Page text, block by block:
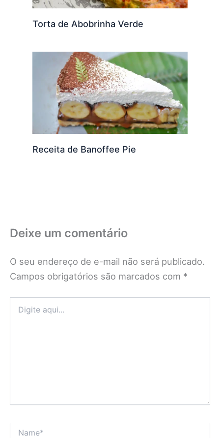
Torta de Abobrinha Verde
Receita de Banoffee Pie
Deixe um comentário
O seu endereço de e-mail não será publicado.
Campos obrigatórios são marcados com *
aqui...